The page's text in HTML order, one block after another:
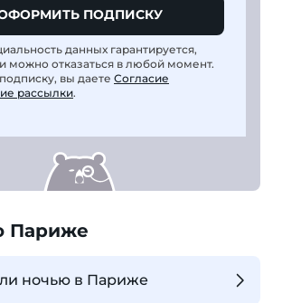
ПОДПИСКУ
данных гарантируется,
можно отказаться в любой момент.
вы даете Согласие
рассылки.
Париже
ночью в Париже